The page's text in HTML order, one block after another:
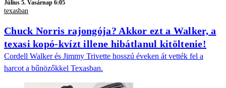
Július 5. Vasárnap 6:05
texasban
Chuck Norris rajongója? Akkor ezt a Walker, a
texasi kopó-kvízt illene hibátlanul kitöltenie!
Cordell Walker és Jimmy Trivette hosszú éveken át vették fel a
harcot a bűnözőkkel Texasban.